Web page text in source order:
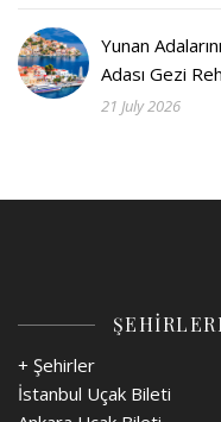
Yunan
Adası Gezi
21 July 2026
+ Şehirler
İstanbul Uçak Bileti